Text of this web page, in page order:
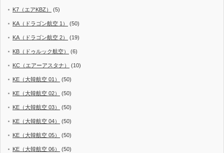
K7（エアKBZ） (5)
KA（ドラゴン航空 1） (50)
KA（ドラゴン航空 2） (19)
KB（ドゥルック航空） (6)
KC（エアーアスタナ） (10)
KE（大韓航空 01） (50)
KE（大韓航空 02） (50)
KE（大韓航空 03） (50)
KE（大韓航空 04） (50)
KE（大韓航空 05） (50)
KE（大韓航空 06） (50)